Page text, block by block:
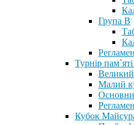
Група В
Турнір
Малий
Кубок